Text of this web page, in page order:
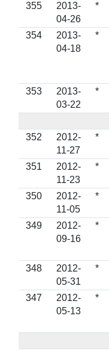
355
2013-
04-26
*
354
2013-
04-18
*
353
2013-
03-22
*
352
2012-
11-27
*
351
2012-
11-23
*
350
2012-
11-05
*
349
2012-
09-16
*
348
2012-
05-31
*
347
2012-
05-13
*